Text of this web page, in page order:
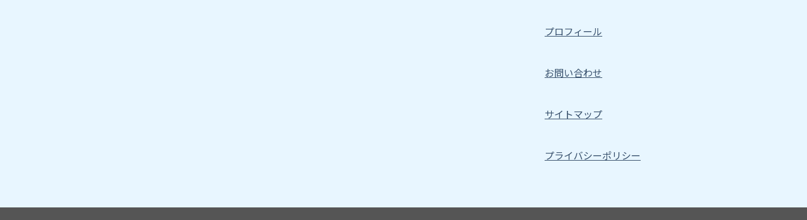
プロフィール
お問い合わせ
サイトマップ
プライバシーポリシー